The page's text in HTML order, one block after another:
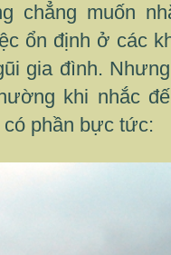
chẳng muốn
ổn định ở các
gia đình.
khi nhắc
phần bực tức: